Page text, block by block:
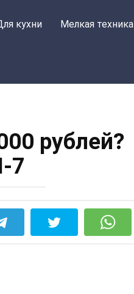
кухни Мелкая техника
рублей?
7